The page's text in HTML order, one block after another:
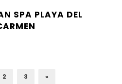
SPA PLAYA DEL
2 3 »